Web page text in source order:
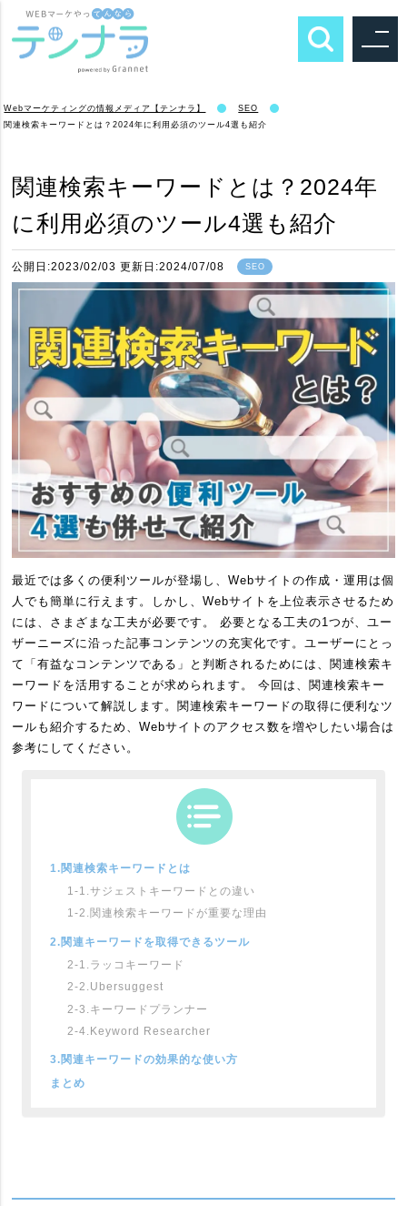
Webマーケティングの情報メディア【テンナラ】
SEO
関連検索キーワードとは？2024年に利用必須のツール4選も紹介
関連検索キーワードとは？2024年
に利用必須のツール4選も紹介
公開日:2023/02/03 更新日:2024/07/08 SEO
最近では多くの便利ツールが登場し、Webサイトの作成・運用は個
人でも簡単に行えます。しかし、Webサイトを上位表示させるため
には、さまざまな工夫が必要です。 必要となる工夫の1つが、ユー
ザーニーズに沿った記事コンテンツの充実化です。ユーザーにとっ
て「有益なコンテンツである」と判断されるためには、関連検索キ
ーワードを活用することが求められます。 今回は、関連検索キー
ワードについて解説します。関連検索キーワードの取得に便利なツ
ールも紹介するため、Webサイトのアクセス数を増やしたい場合は
参考にしてください。
1.関連検索キーワードとは
1-1.サジェストキーワードとの違い
1-2.関連検索キーワードが重要な理由
2.​関連キーワードを取得できるツール
2-1.ラッコキーワード
2-2.Ubersuggest
2-3.キーワードプランナー
2-4.Keyword Researcher
3.​関連キーワードの効果的な使い方
まとめ